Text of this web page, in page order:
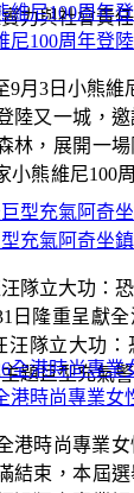
力與社會責
充氣阿奇坐
隊立大功：
日隆重呈獻
汪隊立大功
題巨型充氣警
尼100周年登
9月3日小熊維
陸又一城，
林，展開一
小熊維尼100
港時尚專業女
港時尚專業
結束，本屆